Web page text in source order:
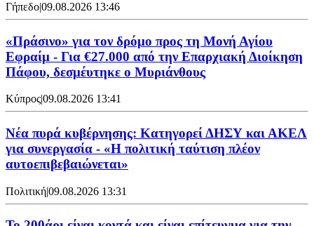
Γήπεδο|09.08.2026 13:46
«Πράσινο» για τον δρόμο προς τη Μονή Αγίου
Εφραίμ - Για €27.000 από την Επαρχιακή Διοίκηση
Πάφου, δεσμέυτηκε ο Μυριάνθους
Κύπρος|09.08.2026 13:41
Νέα πυρά κυβέρνησης: Κατηγορεί ΔΗΣΥ και ΑΚΕΛ
για συνεργασία - «Η πολιτική ταύτιση πλέον
αυτοεπιβεβαιώνεται»
Πολιτική|09.08.2026 13:31